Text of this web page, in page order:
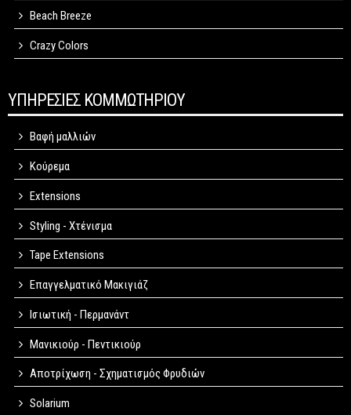
Beach Breeze
Crazy Colors
ΥΠΗΡΕΣΙΕΣ ΚΟΜΜΩΤΗΡΙΟΥ
Βαφή μαλλιών
Κούρεμα
Extensions
Styling - Χτένισμα
Tape Extensions
Επαγγελματικό Μακιγιάζ
Ισιωτική - Περμανάντ
Μανικιούρ - Πεντικιούρ
Αποτρίχωση - Σχηματισμός Φρυδιών
Solarium